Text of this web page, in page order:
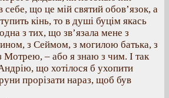
що це мій святий обов’язок, а
кінь, то в душі буцім якась
з тих, що зв’язала мене з
з Сеймом, з могилою батька, з
Мотрею, – або я знаю з чим. І так
що хотілося б ухопити
прорізати нараз, щоб був